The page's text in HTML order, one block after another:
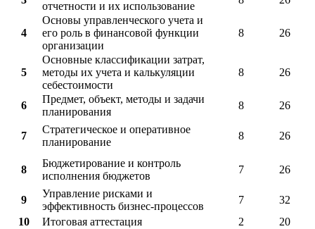
отчетности и их использование
4
Основы управленческого учета и
его роль в финансовой функции
организации
8 26
5
Основные классификации затрат,
методы их учета и калькуляции
себестоимости
8 26
6
Предмет, объект, методы и задачи
планирования
8 26
7
Стратегическое и оперативное
планирование
8 26
8
Бюджетирование и контроль
исполнения бюджетов
7 26
9
Управление рисками и
эффективность бизнес-процессов
7
32
10
Итоговая аттестация 2 20